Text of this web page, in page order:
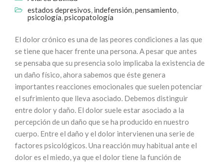
estados depresivos, indefensión,pensamiento,
psicología,psicopatología
El dolor crónico es una de las peores condiciones a las que
se tiene que hacer frente una persona. A pesar que antes
se pensaba que su presencia solo implicaba la existencia de
un daño físico, ahora sabemos que éste genera
importantes reacciones emocionales que suelen potenciar
el sufrimiento que lleva asociado. Debemos distinguir
entre dolor y daño. El dolor suele estar asociado a la
percepción de un daño que se ha producido en nuestro
cuerpo. Entre el daño y el dolor intervienen una serie de
factores psicológicos. Una reacción muy habitual ante el
dolor es el miedo, ya que el dolor tiene la función de